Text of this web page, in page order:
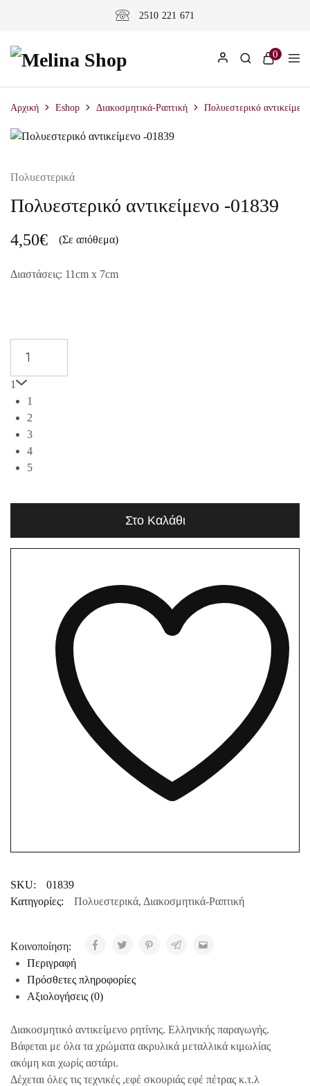
2510 221 671
0
Αρχική Eshop Διακοσμητικά-Ραπτική Πολυεστερικό
Πολυεστερικά
Πολυεστερικό αντικείμενο -01839
4,50€ (Σε απόθεμα)
Διαστάσεις: 11cm x 7cm
1
1
2
3
4
5
Στο Καλάθι
SKU:
01839
Κατηγορίες:
Πολυεστερικά, Διακοσμητικά-Ραπτική
Κοινοποίηση:
Περιγραφή
Πρόσθετες πληροφορίες
Αξιολογήσεις (0)
Διακοσμητικό αντικείμενο ρητίνης. Ελληνικής παραγωγής.
Βάφεται με όλα τα χρώματα ακρυλικά μεταλλικά κιμωλίας
ακόμη και χωρίς αστάρι.
Δέχεται όλες τις τεχνικές ,εφέ σκουριάς εφέ πέτρας κ.τ.λ